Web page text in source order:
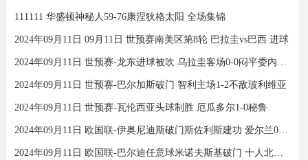
111111 华盛顿神秘人59-76康涅狄格太阳 全场集锦
2024年09月11日 09月11日 世预赛南美区第8轮 巴拉圭vs巴西 进球
2024年09月11日 世预赛-龙东进球被吹 乌拉圭客场0-0闷平委内瑞拉
2024年09月11日 世预赛-巴尔加斯破门 智利主场1-2不敌玻利维亚
2024年09月11日 世预赛-瓦伦西亚头球制胜 厄瓜多尔1-0秘鲁
2024年09月11日 欧国联-伊奥尼迪斯破门斯佐利斯建功 爱尔兰0-2希腊
2024年09月11日 欧国联-巴尔迪任意球米诺夫斯基破门 十人北马其顿2-0亚美尼亚